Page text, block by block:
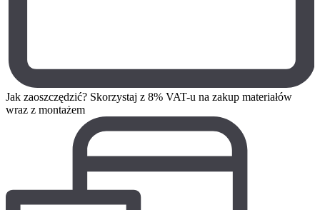
Jak zaoszczędzić? Skorzystaj z 8% VAT-u na zakup materiałów
wraz z montażem